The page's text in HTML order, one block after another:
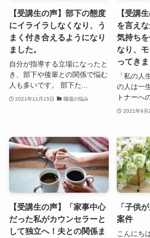
【受講生の声】部下の態度
にイライラしなくなり、う
まく付き合えるようになり
ました。
自分が指導する立場になったと
き、部下や後輩との関係で悩む
人も多いです。 部下た...
2021年11月15日 職場の悩み
【受講
を言え
気持ち
なり、
ってきま
「私の人
の人は一
トナーへ
2021年9月
【受講生の声】「家事中心
だった私がカウンセラーと
して独立へ！夫との関係ま
「子供
案件
こんにち